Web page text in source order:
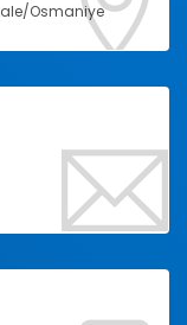
Osmaniye